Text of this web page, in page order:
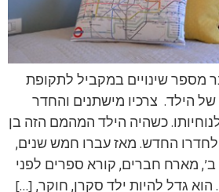
מספר שינויים במקביל לתקופת
של הילד. צרכיו מישתנים והחדר
כשהיה הילד המהמם הזה בן
לחדרו החדש. מאז עברו חמש שנים,
מארח חברים, קורא ספרים לפני